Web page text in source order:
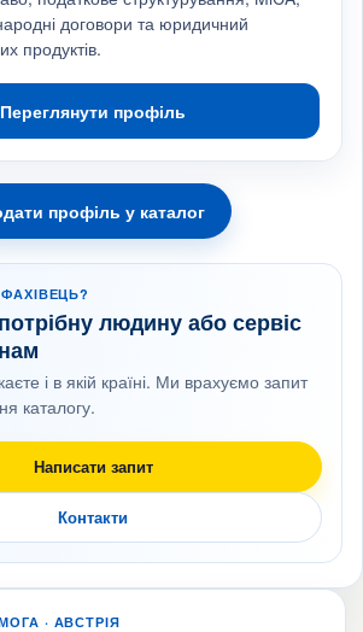
договори та юридичний
продуктів.
Переглянути профіль
профіль у каталог
людину або сервіс
і в якій країні. Ми врахуємо запит
каталогу.
Написати запит
Контакти
· АВСТРІЯ